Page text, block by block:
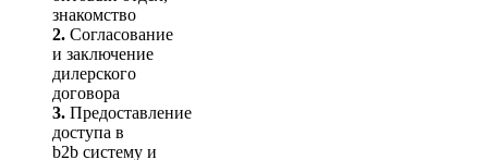
знакомство
2. Согласование
и заключение
дилерского
договора
3. Пре­до­ста­вле­ние
доступа в
b2b систему и